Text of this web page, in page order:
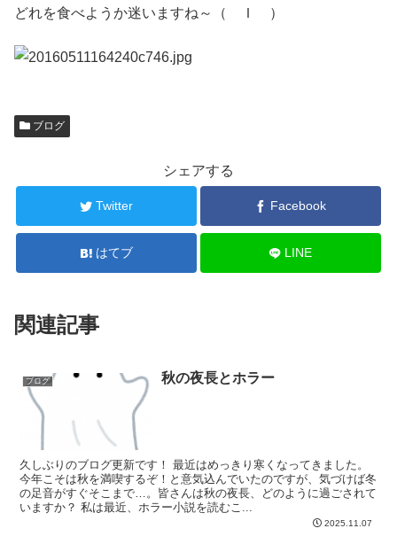
どれを食べようか迷いますね～ （ Ｉ ）
ブログ
シェアする
Twitter Facebook
はてブ LINE
関連記事
ブログ 秋の夜長とホラー
久しぶりのブログ更新です！ 最近はめっきり寒くなってきました。
今年こそは秋を満喫するぞ！と意気込んでいたのですが、気づけば冬
の足音がすぐそこまで…。皆さんは秋の夜長、どのように過ごされて
いますか？ 私は最近、ホラー小説を読むこ...
2025.11.07